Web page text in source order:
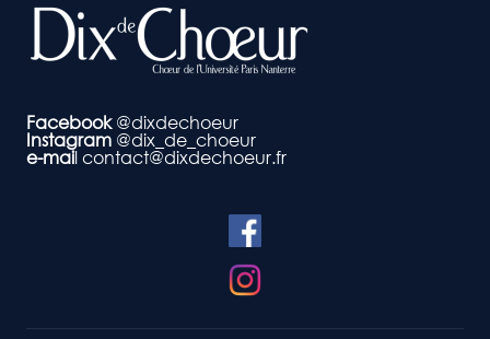
Facebook@dixdechoeur
Instagram @dix_de_choeur
e-mailcontact@dixdechoeur.fr